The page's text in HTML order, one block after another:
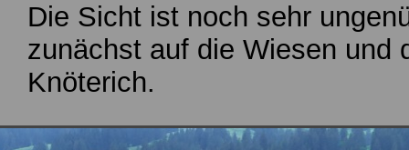
Die Sicht ist noch sehr
zunächst auf die Wiesen und
Knöterich.